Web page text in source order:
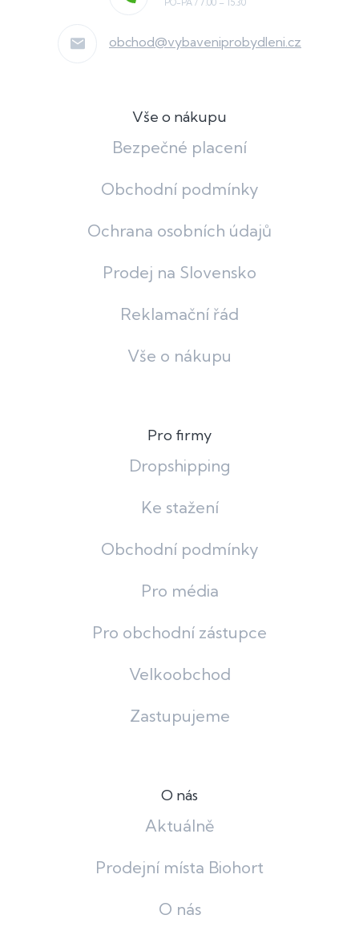
obchod@vybaveniprobydleni.cz
Vše o nákupu
Bezpečné placení
Obchodní podmínky
Ochrana osobních údajů
Prodej na Slovensko
Reklamační řád
Vše o nákupu
Pro firmy
Dropshipping
Ke stažení
Obchodní podmínky
Pro média
Pro obchodní zástupce
Velkoobchod
Zastupujeme
O nás
Aktuálně
Prodejní místa Biohort
O nás